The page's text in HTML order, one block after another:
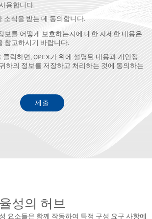
용합니다.
소식을 받는 데 동의합니다.
보를 어떻게 보호하는지에 대한 자세한 내용은
참고하시기 바랍니다.
클릭하면, OPEX가 위에 설명된 내용과 개인정
하의 정보를 저장하고 처리하는 것에 동의하는
성의 허브
요소들은 함께 작동하여 특정 구성 요구 사항에